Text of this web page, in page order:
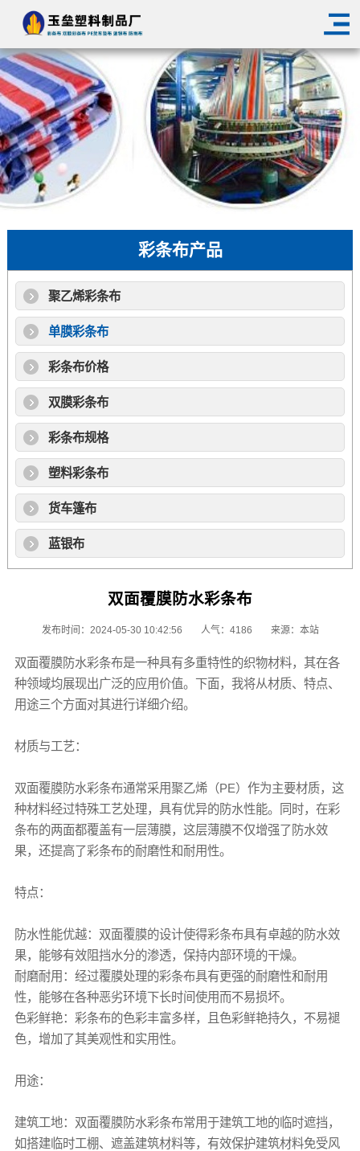
彩条布产品
聚乙烯彩条布
单膜彩条布
彩条布价格
双膜彩条布
彩条布规格
塑料彩条布
货车篷布
蓝银布
双面覆膜防水彩条布
发布时间：2024-05-30 10:42:56 人气：4186 来源：本站
双面覆膜防水彩条布是一种具有多重特性的织物材料，其在各
种领域均展现出广泛的应用价值。下面，我将从材质、特点、
用途三个方面对其进行详细介绍。
材质与工艺：
双面覆膜防水彩条布通常采用聚乙烯（PE）作为主要材质，这
种材料经过特殊工艺处理，具有优异的防水性能。同时，在彩
条布的两面都覆盖有一层薄膜，这层薄膜不仅增强了防水效
果，还提高了彩条布的耐磨性和耐用性。
特点：
防水性能优越：双面覆膜的设计使得彩条布具有卓越的防水效
果，能够有效阻挡水分的渗透，保持内部环境的干燥。
耐磨耐用：经过覆膜处理的彩条布具有更强的耐磨性和耐用
性，能够在各种恶劣环境下长时间使用而不易损坏。
色彩鲜艳： 彩条布的色彩丰富多样，且色彩鲜艳持久，不易褪
色，增加了其美观性和实用性。
用途：
建筑工地：双面覆膜防水彩条布常用于建筑工地的临时遮挡，
如搭建临时工棚、遮盖建筑材料等，有效保护建筑材料免受风